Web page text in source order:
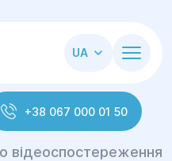
UA
+38 067 000 01 50
відеоспостереження